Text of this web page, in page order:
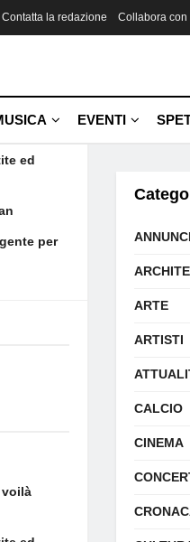
ed
per
voilà
Contatta la redazione Collabora con
EVENTI
ANNUNCI
ARTE
ARTISTI
CALCIO
CINEMA